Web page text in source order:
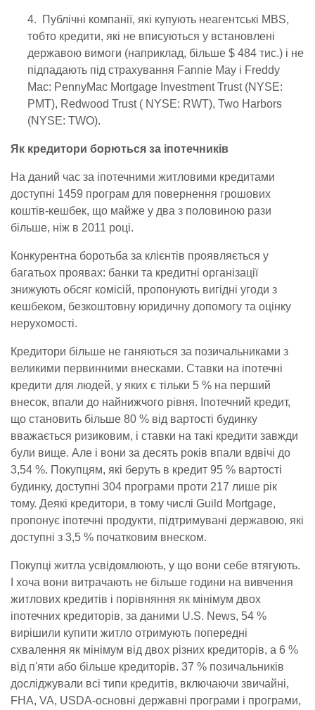
4. Публічні компанії, які купують неагентські MBS,
тобто кредити, які не вписуються у встановлені
державою вимоги (наприклад, більше $ 484 тис.) і не
підпадають під страхування Fannie May і Freddy
Mac: PennyMac Mortgage Investment Trust (NYSE:
PMT), Redwood Trust ( NYSE: RWT), Two Harbors
(NYSE: TWO).
Як кредитори борються за іпотечників
На даний час за іпотечними житловими кредитами
доступні 1459 програм для повернення грошових
коштів-кешбек, що майже у два з половиною рази
більше, ніж в 2011 році.
Конкурентна боротьба за клієнтів проявляється у
багатьох проявах: банки та кредитні організації
знижують обсяг комісій, пропонують вигідні угоди з
кешбеком, безкоштовну юридичну допомогу та оцінку
нерухомості.
Кредитори більше не ганяються за позичальниками з
великими первинними внесками. Ставки на іпотечні
кредити для людей, у яких є тільки 5 % на перший
внесок, впали до найнижчого рівня. Іпотечний кредит,
що становить більше 80 % від вартості будинку
вважається ризиковим, і ставки на такі кредити завжди
були вище. Але і вони за десять років впали вдвічі до
3,54 %. Покупцям, які беруть в кредит 95 % вартості
будинку, доступні 304 програми проти 217 лише рік
тому. Деякі кредитори, в тому числі Guild Mortgage,
пропонує іпотечні продукти, підтримувані державою, які
доступні з 3,5 % початковим внеском.
Покупці житла усвідомлюють, у що вони себе втягують.
І хоча вони витрачають не більше години на вивчення
житлових кредитів і порівняння як мінімум двох
іпотечних кредиторів, за даними U.S. News, 54 %
вирішили купити житло отримують попередні
схвалення як мінімум від двох різних кредиторів, а 6 %
від п'яти або більше кредиторів. 37 % позичальників
досліджували всі типи кредитів, включаючи звичайні,
FHA, VA, USDA-основні державні програми і програми,